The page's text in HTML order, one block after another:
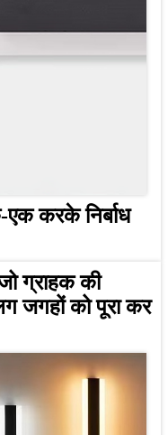
एक करके निर्बाध
ग्राहक की
को पूरा कर